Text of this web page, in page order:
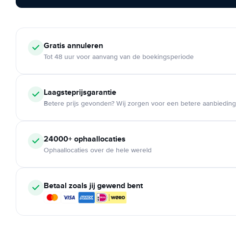
Gratis annuleren
Tot 48 uur voor aanvang van de boekingsperiode
Laagsteprijsgarantie
Betere prijs gevonden? Wij zorgen voor een betere aanbieding
24000+ ophaallocaties
Ophaallocaties over de hele wereld
Betaal zoals jij gewend bent